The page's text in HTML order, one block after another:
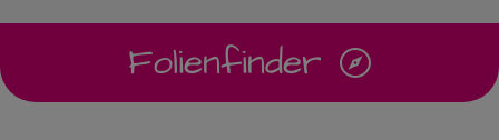
Folienfinder